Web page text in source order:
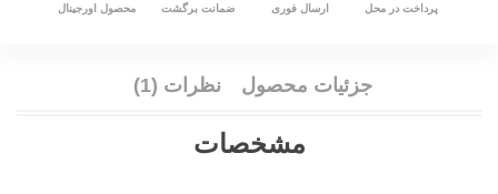
پرداخت در محل ارسال فوری ضمانت برگشت محصول اورجینال
جزئیات محصول نظرات (1)
مشخصات